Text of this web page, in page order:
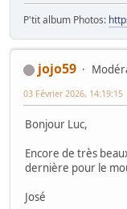
P'tit album Photos:
jojo59
03 Février 2026, 14:19:15
Bonjour Luc,
Encore de très
dernière pour le
José